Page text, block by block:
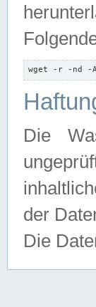
wget -r -nd -
Die
der
Die